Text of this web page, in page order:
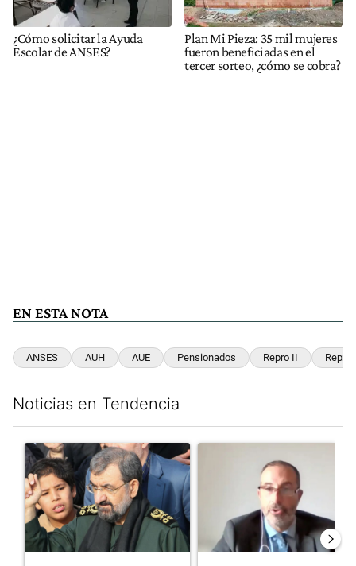
¿Cómo solicitar la Ayuda
Escolar de ANSES?
Plan Mi Pieza: 35 mil mujeres
fueron beneficiadas en el
tercer sorteo, ¿cómo se cobra?
EN ESTA NOTA
ANSES AUH AUE Pensionados Repro II Repro
Noticias en Tendencia
Un artículo de tendencia con el título "Irán nombró al ideólogo